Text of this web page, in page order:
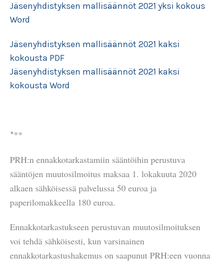
Jäsenyhdistyksen mallisäännöt 2021 yksi kokous
Word
Jäsenyhdistyksen mallisäännöt 2021 kaksi
kokousta PDF
Jäsenyhdistyksen mallisäännöt 2021 kaksi
kokousta Word
***
PRH:n ennakkotarkastamiin sääntöihin perustuva
sääntöjen muutosilmoitus maksaa 1. lokakuuta 2020
alkaen sähköisessä palvelussa 50 euroa ja
paperilomakkeella 180 euroa.
Ennakkotarkastukseen perustuvan muutosilmoituksen
voi tehdä sähköisesti, kun varsinainen
ennakkotarkastushakemus on saapunut PRH:een vuonna